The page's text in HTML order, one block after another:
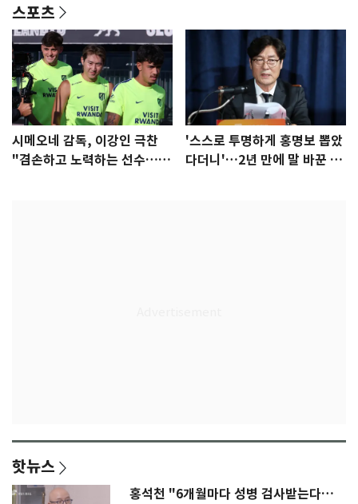
스포츠
시메오네 감독, 이강인 극찬
"겸손하고 노력하는 선수…좋
'스스로 투명하게 홍명보 뽑았
다더니'…2년 만에 말 바꾼 이
핫뉴스
홍석천 "6개월마다 성병 검사받는다…